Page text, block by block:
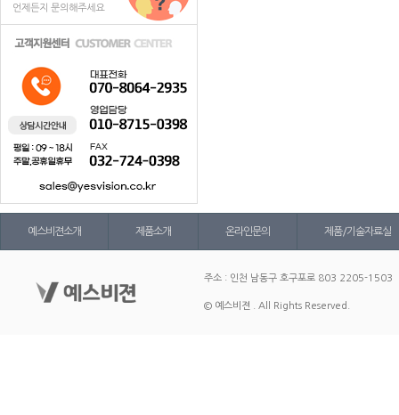
예스비젼소개 제품소개 온라인문의 제품/기술자료실
주소 : 인천 남동구 호구포로 803 2205-1503
© 예스비젼 . All Rights Reserved.